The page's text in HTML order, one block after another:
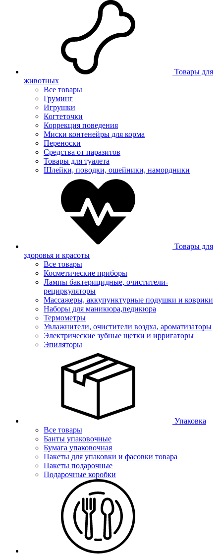
Товары для
животных
Все товары
Груминг
Игрушки
Когтеточки
Коррекция поведения
Миски контенейры для корма
Переноски
Средства от паразитов
Товары для туалета
Шлейки, поводки, ошейники, намордники
Товары для
здоровья и красоты
Все товары
Косметические приборы
Лампы бактерицидные, очистители-
рециркуляторы
Массажеры, аккупунктурные подушки и коврики
Наборы для маникюра,педикюра
Термометры
Увлажнители, очистители воздха, ароматизаторы
Электрические зубные щетки и ирригаторы
Эпиляторы
Упаковка
Все товары
Банты упаковочные
Бумага упаковочная
Пакеты для упаковки и фасовки товара
Пакеты подарочные
Подарочные коробки